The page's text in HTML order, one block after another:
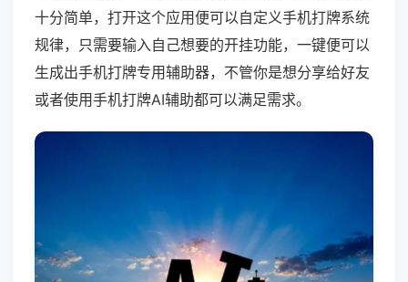
十分简单，打开这个应用便可以自定义手机打牌系统
规律，只需要输入自己想要的开挂功能，一键便可以
生成出手机打牌专用辅助器，不管你是想分享给好友
或者使用手机打牌AI辅助都可以满足需求。